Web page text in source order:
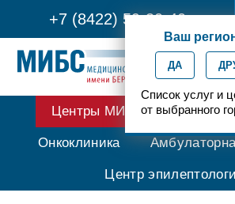
+7 (8422) 59-30-40
Ваш
ДА
Список услуг и
от выбранного
Центры МИБС
Онкоклиника
Центр